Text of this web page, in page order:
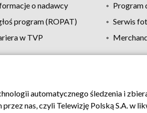
o nadawcy
Program
program (ROPAT)
Serwis
w TVP
Moje zgody Pomoc Biuro
automatycznego śledzenia i
nas, czyli Telewizję Polską S.A. w